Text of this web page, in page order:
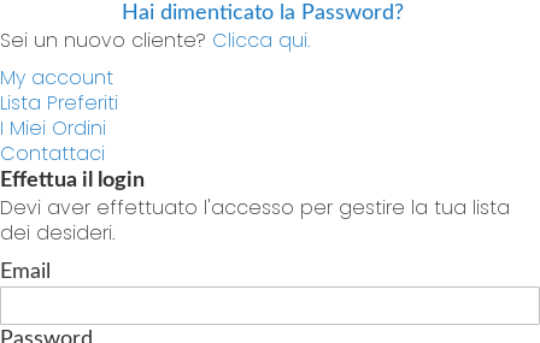
Hai dimenticato la Password?
Sei un nuovo cliente? Clicca qui.
My account
Lista Preferiti
I Miei Ordini
Contattaci
Effettua il login
Devi aver effettuato l'accesso per gestire la tua lista
dei desideri.
Email